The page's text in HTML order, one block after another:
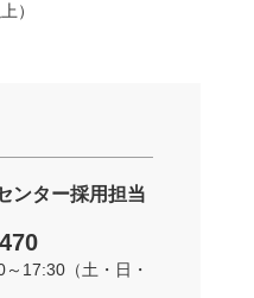
）
ンター採用担当
17:30（土・日・